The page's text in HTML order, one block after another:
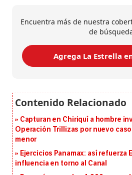
Encuentra más de nuestra
de
Agrega La Estrella
Capturan en Chiriquí a hombre
Operación Trillizas por nuevo
menor
Ejercicios Panamax: así refuerza
influencia en torno al Canal